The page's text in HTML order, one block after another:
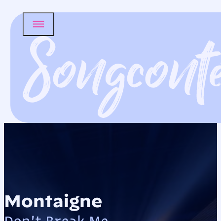
Montaigne